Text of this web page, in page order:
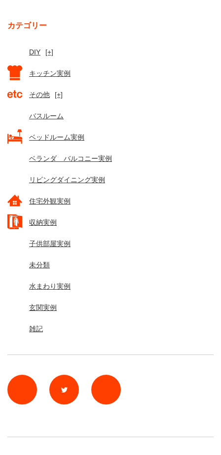
カテゴリー
DIY [+]
キッチン実例
その他 [+]
バスルーム
ベッドルーム実例
ベランダ バルコニー実例
リビングダイニング実例
住宅外観実例
収納実例
子供部屋実例
未分類
水まわり実例
玄関実例
雑記
Twitter